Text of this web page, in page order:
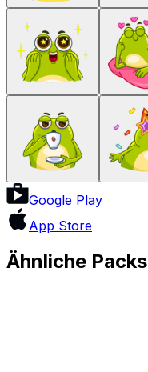
Google Play
App Store
Ähnliche Packs